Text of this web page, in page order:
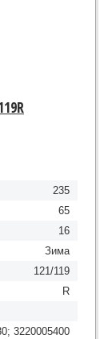
235
65
16
Зима
121/119
R
3220005400